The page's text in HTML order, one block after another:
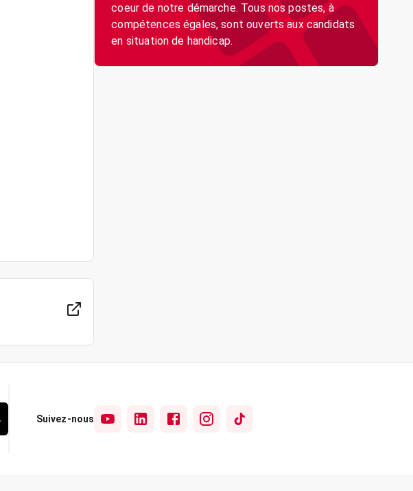
coeur de notre démarche. Tous nos postes, à
compétences égales, sont ouverts aux candidats
en situation de handicap.
Suivez-nous